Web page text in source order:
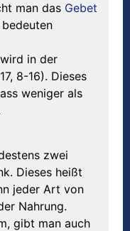
man das Gebet
in der
8-16). Dieses
weniger als
zwei
Dieses heißt
jeder Art von
Nahrung.
gibt man auch